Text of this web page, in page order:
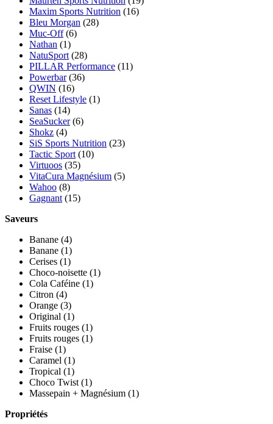
Maxim Sports Nutrition (16)
Bleu Morgan (28)
Muc-Off (6)
Nathan (1)
NatuSport (28)
PILLAR Performance (11)
Powerbar (36)
QWIN (16)
Reset Lifestyle (1)
Sanas (14)
SeaSucker (6)
Shokz (4)
SiS Sports Nutrition (23)
Tactic Sport (10)
Virtuoos (35)
VitaCura Magnésium (5)
Wahoo (8)
Gagnant (15)
Saveurs
Banane (4)
Banane (1)
Cerises (1)
Choco-noisette (1)
Cola Caféine (1)
Citron (4)
Orange (3)
Original (1)
Fruits rouges (1)
Fruits rouges (1)
Fraise (1)
Caramel (1)
Tropical (1)
Choco Twist (1)
Massepain + Magnésium (1)
Propriétés